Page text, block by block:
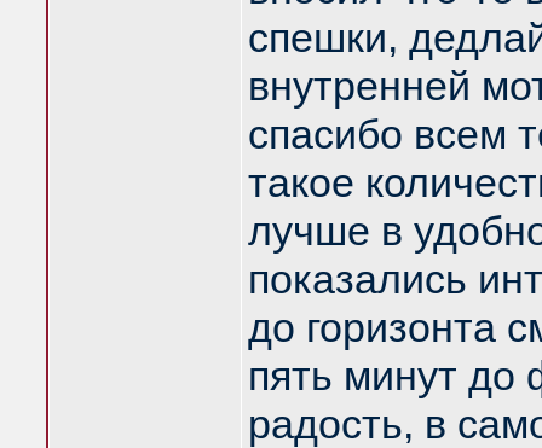
спешки,
внутренней
спасибо всем
такое
лучше в
показались
до горизонта
пять минут
радость, в